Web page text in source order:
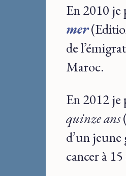
En 2010
mer
de
Maroc.
En 2012
quinze ans
d’un
cancer à 15